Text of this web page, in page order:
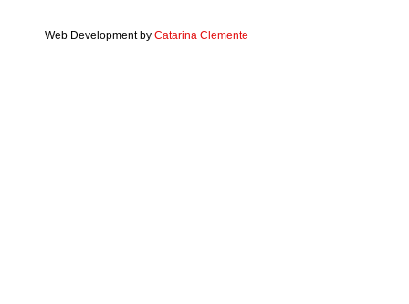
Web Development by Catarina Clemente